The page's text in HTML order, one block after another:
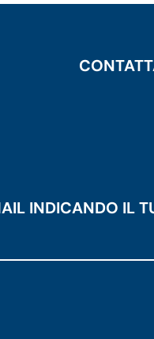
INDICANDO IL